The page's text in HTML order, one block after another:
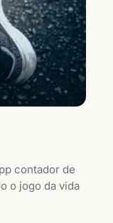
contador de
o jogo da vida